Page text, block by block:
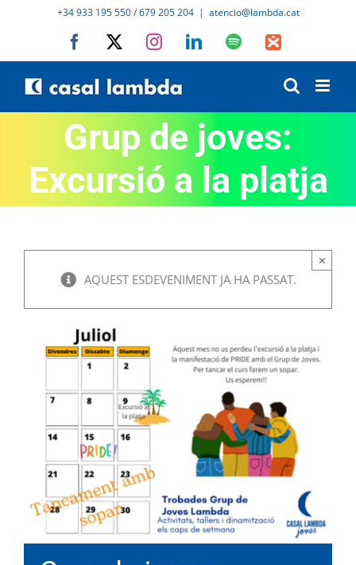
+34 933 195 550 / 679 205 204 | atencio@lambda.cat
Facebook InstagramLinkedInSpotifyIVoox
Grup de joves:
Excursió a la platja
AQUEST ESDEVENIMENT JA HA PASSAT.
×